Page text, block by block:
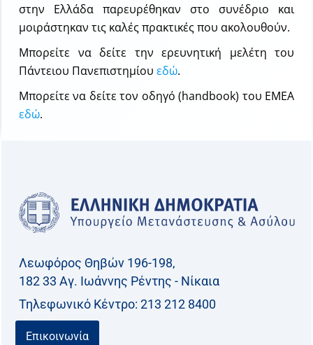
στην Ελλάδα παρευρέθηκαν στο συνέδριο και
μοιράστηκαν τις καλές πρακτικές που ακολουθούν.
Μπορείτε να δείτε την ερευνητική μελέτη του
Πάντειου Πανεπιστημίου εδώ.
Mπορείτε να δείτε τον οδηγό (handbook) του ΕΜΕΑ
εδώ.
Λεωφόρος Θηβών 196-198,
182 33 Aγ. Ιωάννης Ρέντης - Νίκαια
Τηλεφωνικό Kέντρο: 213 212 8400
Επικοινωνία